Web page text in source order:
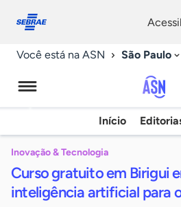
conosco
Você está na ASN São Paulo
Início
Inovação & Tecnologia
Curso gratuito em Birigui
inteligência artificial para